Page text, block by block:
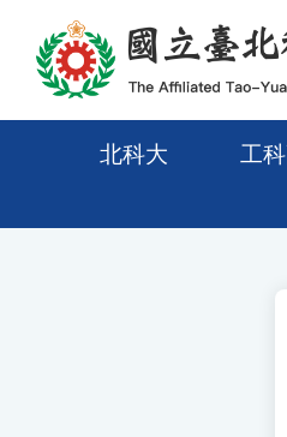
移至網頁之主要內容區位置
北科大 工